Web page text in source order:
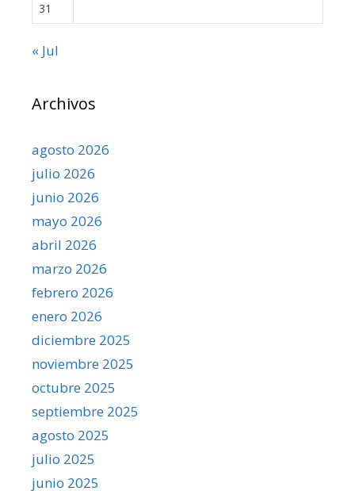
31
« Jul
Archivos
agosto 2026
julio 2026
junio 2026
mayo 2026
abril 2026
marzo 2026
febrero 2026
enero 2026
diciembre 2025
noviembre 2025
octubre 2025
septiembre 2025
agosto 2025
julio 2025
junio 2025